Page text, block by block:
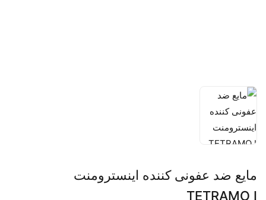
مایع ضد عفونی کننده اینسترومنت
TETRAMO I